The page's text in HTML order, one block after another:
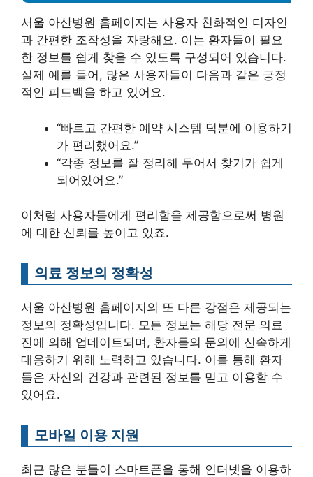
서울 아산병원 홈페이지는 사용자 친화적인 디자인
과 간편한 조작성을 자랑해요. 이는 환자들이 필요
한 정보를 쉽게 찾을 수 있도록 구성되어 있습니다.
실제 예를 들어, 많은 사용자들이 다음과 같은 긍정
적인 피드백을 하고 있어요.
“빠르고 간편한 예약 시스템 덕분에 이용하기
가 편리했어요.”
“각종 정보를 잘 정리해 두어서 찾기가 쉽게
되어있어요.”
이처럼 사용자들에게 편리함을 제공함으로써 병원
에 대한 신뢰를 높이고 있죠.
의료 정보의 정확성
서울 아산병원 홈페이지의 또 다른 강점은 제공되는
정보의 정확성입니다. 모든 정보는 해당 전문 의료
진에 의해 업데이트되며, 환자들의 문의에 신속하게
대응하기 위해 노력하고 있습니다. 이를 통해 환자
들은 자신의 건강과 관련된 정보를 믿고 이용할 수
있어요.
모바일 이용 지원
최근 많은 분들이 스마트폰을 통해 인터넷을 이용하